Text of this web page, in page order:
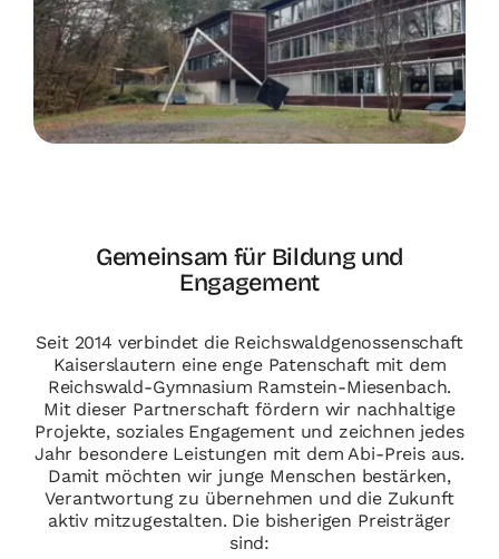
Gemeinsam für Bildung und
Engagement
Seit 2014 verbindet die Reichswaldgenossenschaft
Kaiserslautern eine enge Patenschaft mit dem
Reichswald-Gymnasium Ramstein-Miesenbach.
Mit dieser Partnerschaft fördern wir nachhaltige
Projekte, soziales Engagement und zeichnen jedes
Jahr besondere Leistungen mit dem Abi-Preis aus.
Damit möchten wir junge Menschen bestärken,
Verantwortung zu übernehmen und die Zukunft
aktiv mitzugestalten. Die bisherigen Preisträger
sind: